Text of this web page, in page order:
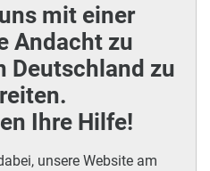
mit einer
Andacht zu
Deutschland zu
Ihre Hilfe!
unsere Website am